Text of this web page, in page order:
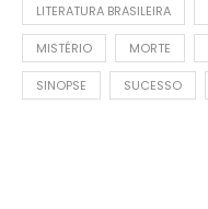
LITERATURA BRASILEIRA
MISTÉRIO MORTE
SINOPSE SUCESSO